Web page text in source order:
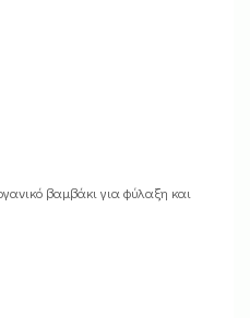
βαμβάκι για φύλαξη και